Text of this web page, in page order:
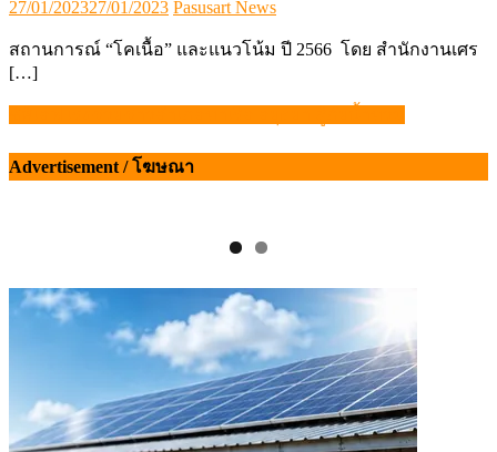
Posted
27/01/202327/01/2023 Author
Pasusart News
สถานการณ์ “โคเนื้อ” และแนวโน้ม ปี 2566 โดย สำนักงานเศร
[…]
แนะแนว
เรื่อง
Advertisement / โฆษณา